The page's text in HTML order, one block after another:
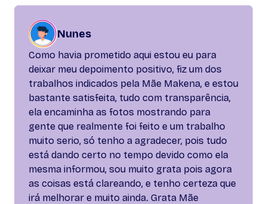
Nunes
Como havia prometido aqui estou eu para
deixar meu depoimento positivo, fiz um dos
trabalhos indicados pela Mãe Makena, e estou
bastante satisfeita, tudo com transparência,
ela encaminha as fotos mostrando para
gente que realmente foi feito e um trabalho
muito serio, só tenho a agradecer, pois tudo
está dando certo no tempo devido como ela
mesma informou, sou muito grata pois agora
as coisas está clareando, e tenho certeza que
irá melhorar e muito ainda. Grata Mãe